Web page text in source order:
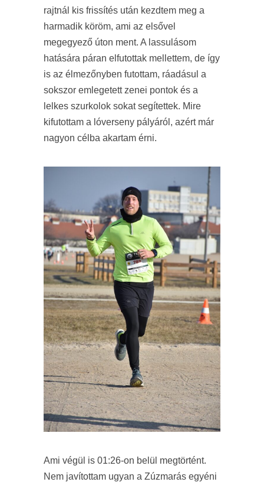
rajtnál kis frissítés után kezdtem meg a
harmadik köröm, ami az elsővel
megegyező úton ment. A lassulásom
hatására páran elfutottak mellettem, de így
is az élmezőnyben futottam, ráadásul a
sokszor emlegetett zenei pontok és a
lelkes szurkolok sokat segítettek. Mire
kifutottam a lóverseny pályáról, azért már
nagyon célba akartam érni.
Ami végül is 01:26-on belül megtörtént.
Nem javítottam ugyan a Zúzmarás egyéni